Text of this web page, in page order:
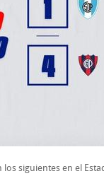
siguientes en el